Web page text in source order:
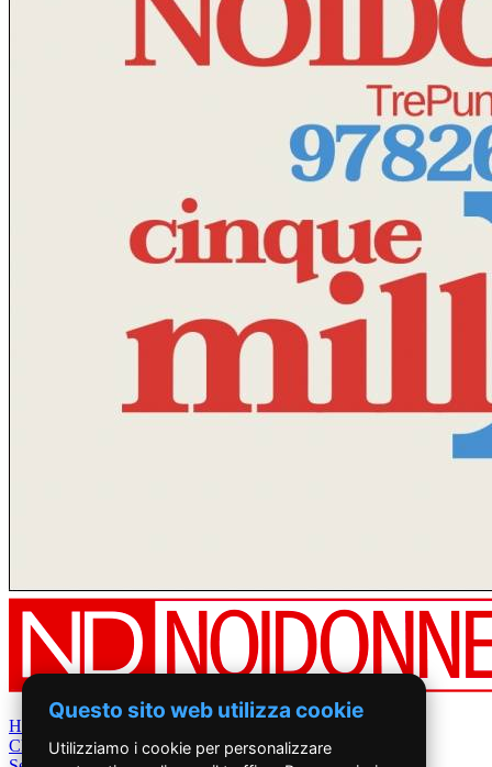
Home
Chi Siamo
Questo sito web utilizza cookie
Utilizziamo i cookie per personalizzare